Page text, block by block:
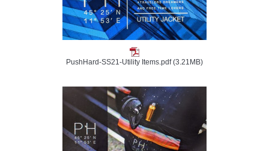
PushHard-SS21-Utility Items.pdf (3.21MB)